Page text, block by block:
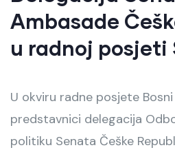
Ambasade
u radnoj posjeti
U okviru radne posjete
predstavnici delegacija
politiku Senata Češke